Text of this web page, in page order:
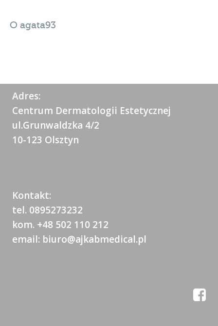
O agata93
Adres:
Centrum Dermatologii Estetycznej
ul.Grunwaldzka 4/2
10-123 Olsztyn
Kontakt:
tel. 0895273232
kom. +48 502 110 212
email: biuro@ajkabmedical.pl